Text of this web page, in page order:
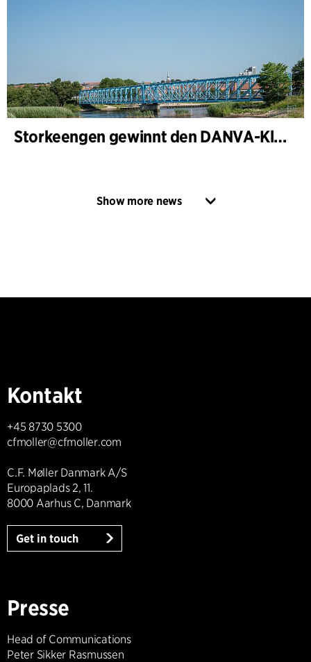
Storkeengen gewinnt den DANVA-Klimapreis 2025 – und baut auf bisherigen Architektur- Auszeichnungen auf
Show more news
Kontakt
+45 8730 5300
cfmoller@cfmoller.com
C.F. Møller Danmark A/S
Europaplads 2, 11.
8000 Aarhus C, Danmark
Get in touch
Presse
Head of Communications
Peter Sikker Rasmussen